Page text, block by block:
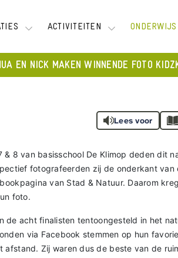
ACTIVITEITEN ONDERWIJS
EN NICK MAKEN WINNENDE FOTO
Lees voor
8 van basisschool De Klimop deden dit
fotografeerden zij de onderkant
van Stad & Natuur. Daarom
foto.
de acht finalisten tentoongesteld in het
via Facebook stemmen op hun
afstand. Zij waren dus de beste van de